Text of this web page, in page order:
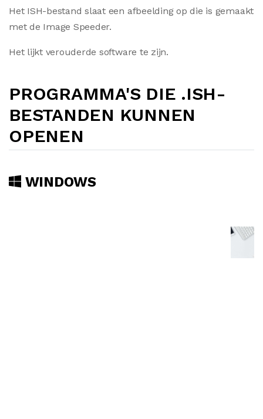
Het ISH-bestand slaat een afbeelding op die is gemaakt
met de Image Speeder.
Het lijkt verouderde software te zijn.
PROGRAMMA'S DIE .ISH-
BESTANDEN KUNNEN
OPENEN
WINDOWS